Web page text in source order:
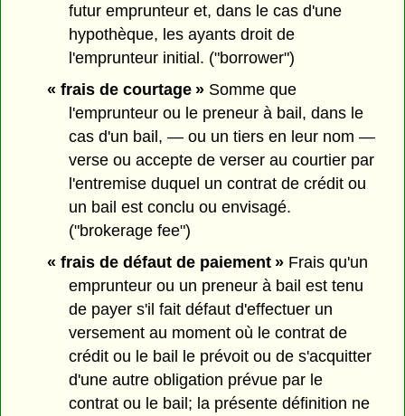
futur emprunteur et, dans le cas d'une
hypothèque, les ayants droit de
l'emprunteur initial. ("borrower")
« frais de courtage »Somme que
l'emprunteur ou le preneur à bail, dans le
cas d'un bail, — ou un tiers en leur nom —
verse ou accepte de verser au courtier par
l'entremise duquel un contrat de crédit ou
un bail est conclu ou envisagé.
("brokerage fee")
« frais de défaut de paiement »Frais qu'un
emprunteur ou un preneur à bail est tenu
de payer s'il fait défaut d'effectuer un
versement au moment où le contrat de
crédit ou le bail le prévoit ou de s'acquitter
d'une autre obligation prévue par le
contrat ou le bail; la présente définition ne